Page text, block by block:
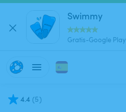
Swimmy
Gratis-Google Play
4.4 (5)